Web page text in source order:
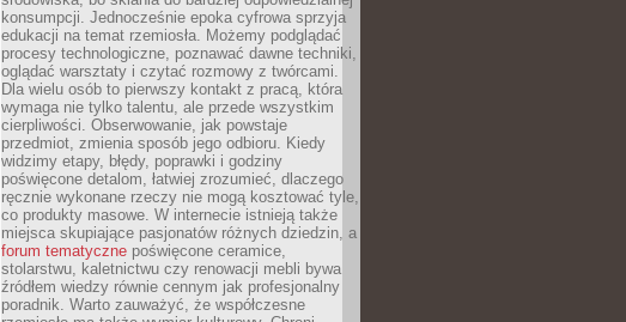
konsumpcji. Jednocześnie epoka cyfrowa sprzyja
edukacji na temat rzemiosła. Możemy podglądać
procesy technologiczne, poznawać dawne techniki,
oglądać warsztaty i czytać rozmowy z twórcami.
Dla wielu osób to pierwszy kontakt z pracą, która
wymaga nie tylko talentu, ale przede wszystkim
cierpliwości. Obserwowanie, jak powstaje
przedmiot, zmienia sposób jego odbioru. Kiedy
widzimy etapy, błędy, poprawki i godziny
poświęcone detalom, łatwiej zrozumieć, dlaczego
ręcznie wykonane rzeczy nie mogą kosztować tyle,
co produkty masowe. W internecie istnieją także
miejsca skupiające pasjonatów różnych dziedzin, a
forum tematyczne poświęcone ceramice,
stolarstwu, kaletnictwu czy renowacji mebli bywa
źródłem wiedzy równie cennym jak profesjonalny
poradnik. Warto zauważyć, że współczesne